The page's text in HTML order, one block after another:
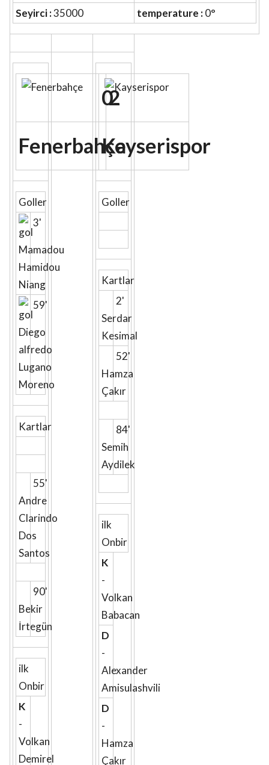
Seyirci :35000 temperature :0°
2
Fenerbahçe
Goller
Mamadou
Hamidou
Niang
3'
Diego
alfredo
Lugano
Moreno
59'
Kartlar
Andre
Clarindo
Dos
Santos
55'
Bekir
İrtegün
90'
ilk
Onbir
K
-
Volkan
Demirel
0
Kayserispor
Goller
Kartlar
Serdar
Kesimal
2'
Hamza
Çakır
52'
Semih
Aydilek
84'
ilk
Onbir
K
-
Volkan
Babacan
D
-
Alexander
Amisulashvili
D
-
Hamza
Çakır